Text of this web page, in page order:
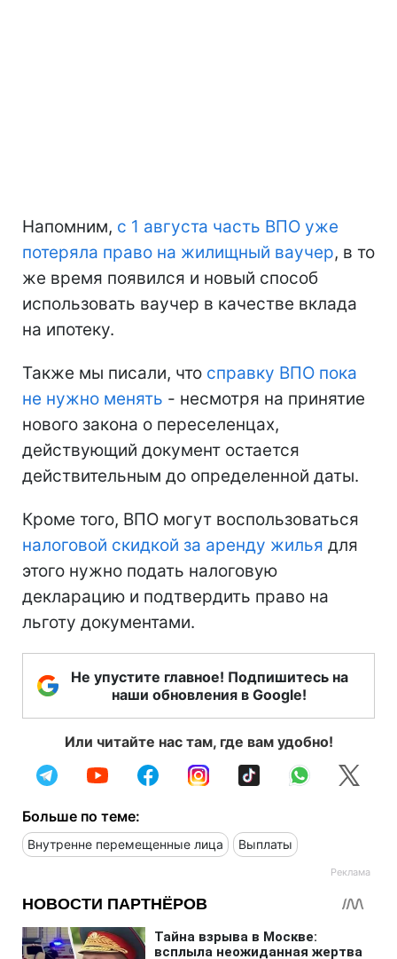
Напомним, с 1 августа часть ВПО уже
потеряла право на жилищный ваучер, в то
же время появился и новый способ
использовать ваучер в качестве вклада
на ипотеку.
Также мы писали, что справку ВПО пока
не нужно менять - несмотря на принятие
нового закона о переселенцах,
действующий документ остается
действительным до определенной даты.
Кроме того, ВПО могут воспользоваться
налоговой скидкой за аренду жилья для
этого нужно подать налоговую
декларацию и подтвердить право на
льготу документами.
Не упустите главное! Подпишитесь на
наши обновления в Google!
Или читайте нас там, где вам удобно!
Больше по теме:
Внутренне перемещенные лица Выплаты